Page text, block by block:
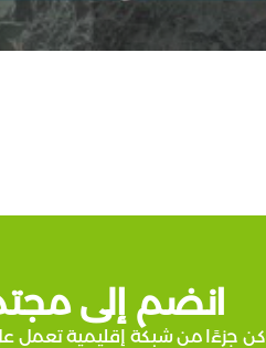
انضم إلى
كن جزءًا من شبكة إقليمية تعمل